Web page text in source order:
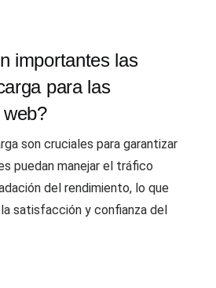
importantes las
para las
son cruciales para garantizar
puedan manejar el tráfico
del rendimiento, lo que
satisfacción y confianza del